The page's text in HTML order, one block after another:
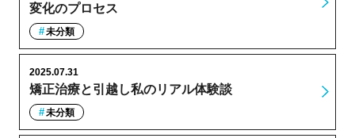
変化のプロセス
未分類
矯正治療と引越し私のリアル体験談
2025.07.31
未分類